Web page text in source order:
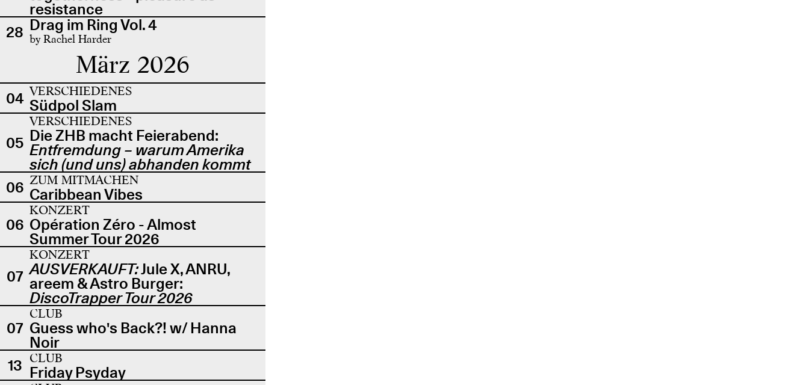
resistance
28 Drag im Ring Vol. 4
by Rachel Harder
März 2026
04 VERSCHIEDENES
Südpol Slam
05
VERSCHIEDENES
Die ZHB macht Feierabend:
Entfremdung – warum Amerika
sich (und uns) abhanden kommt
06 ZUM MITMACHEN
Caribbean Vibes
06
KONZERT
Opération Zéro - Almost
Summer Tour 2026
07
KONZERT
AUSVERKAUFT:Jule X, ANRU,
areem & Astro Burger:
DiscoTrapper Tour 2026
07
CLUB
Guess who's Back?! w/ Hanna
Noir
13 CLUB
Friday Psyday